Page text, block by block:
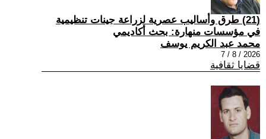
(21) طرق وأساليب عصرية لزراعة جينات تنظيمية
في مؤسسات منهارة: بحث أكاديمي
محمد عبد الكريم يوسف
2026 / 8 / 7
قضايا ثقافية